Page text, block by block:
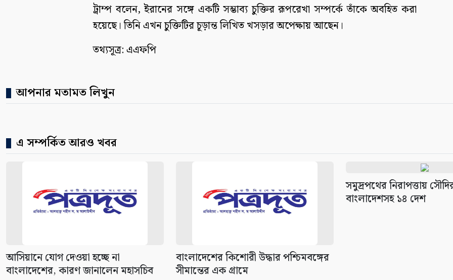
ট্রাম্প বলেন, ইরানের সঙ্গে একটি সম্ভাব্য চুক্তির রূপরেখা সম্পর্কে তাঁকে অবহিত করা
হয়েছে। তিনি এখন চুক্তিটির চূড়ান্ত লিখিত খসড়ার অপেক্ষায় আছেন।
তথ্যসূত্র: এএফপি
আপনার মতামত লিখুন
এ সম্পর্কিত আরও খবর
আসিয়ানে যোগ দেওয়া হচ্ছে না
বাংলাদেশের, কারণ জানালেন মহাসচিব
বাংলাদেশের কিশোরী উদ্ধার পশ্চিমবঙ্গের
সীমান্তের এক গ্রামে
সমুদ্রপথের নিরাপত্তায়
বাংলাদেশসহ ১৪ দেশ